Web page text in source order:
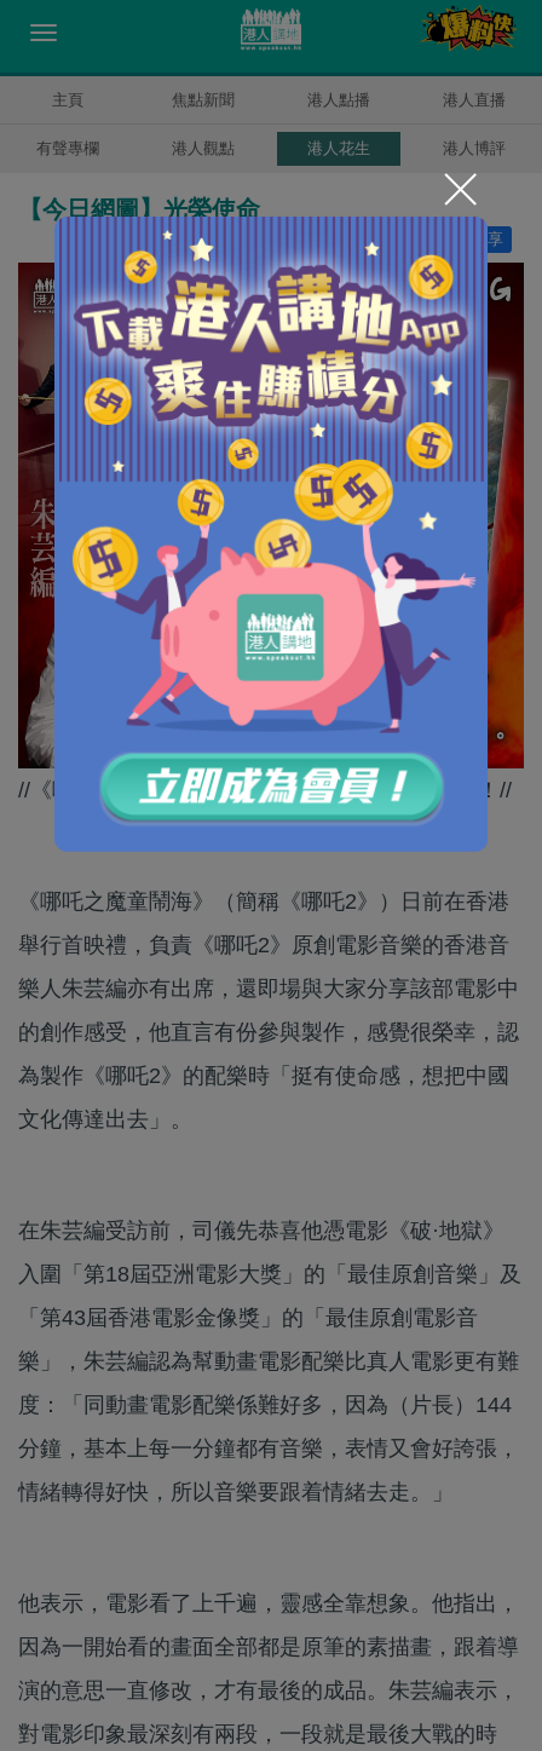
主頁 焦點新聞 港人點播 港人直播
有聲專欄 港人觀點 港人花生 港人博評
【今日網圖】光榮使命
分享
//《哪吒2》嘅配樂好出色，原來有港人參與其中！//
《哪吒之魔童鬧海》（簡稱《哪吒2》）日前在香港
舉行首映禮，負責《哪吒2》原創電影音樂的香港音
樂人朱芸編亦有出席，還即場與大家分享該部電影中
的創作感受，他直言有份參與製作，感覺很榮幸，認
為製作《哪吒2》的配樂時「挺有使命感，想把中國
文化傳達出去」。
在朱芸編受訪前，司儀先恭喜他憑電影《破·地獄》
入圍「第18屆亞洲電影大獎」的「最佳原創音樂」及
「第43屆香港電影金像獎」的「最佳原創電影音
樂」，朱芸編認為幫動畫電影配樂比真人電影更有難
度：「同動畫電影配樂係難好多，因為（片長）144
分鐘，基本上每一分鐘都有音樂，表情又會好誇張，
情緒轉得好快，所以音樂要跟着情緒去走。」
他表示，電影看了上千遍，靈感全靠想象。他指出，
因為一開始看的畫面全部都是原筆的素描畫，跟着導
演的意思一直修改，才有最後的成品。朱芸編表示，
對電影印象最深刻有兩段，一段就是最後大戰的時